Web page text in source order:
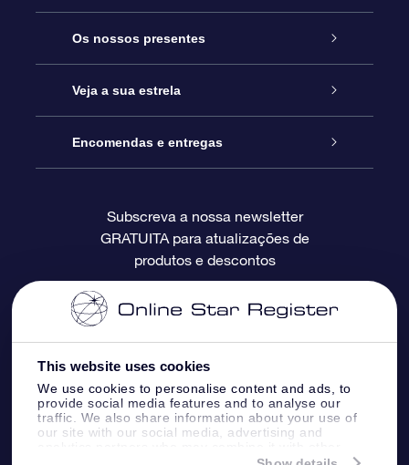
This website uses cookies
We use cookies to personalise content and ads, to
provide social media features and to analyse our
traffic. We also share information about your use of
our site with our social media, advertising and
information that you’ve provided to them or that
Serviço
Contactos
O Blog
Avaliações
Os nossos presentes
Prenda Star Online
Pacote Prenda OSR
O Cartão Presente OSR
Presentes corporativos
Veja a sua estrela
Registo de Estrela
Página de Estrela personalizada
Um Milhão de Estrelas
OSR screensaver de estrela
App RV fly me to the stars
Encomendas e entregas
Informação de pagamento
Informação de envio
Política de Devolução
Constelações
Subscreva a nossa newsletter
GRATUITA para atualizações de
produtos e descontos